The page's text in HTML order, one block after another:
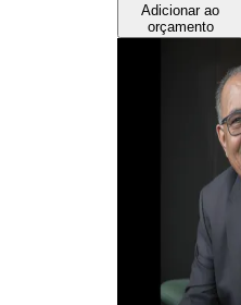
Adicionar ao
orçamento